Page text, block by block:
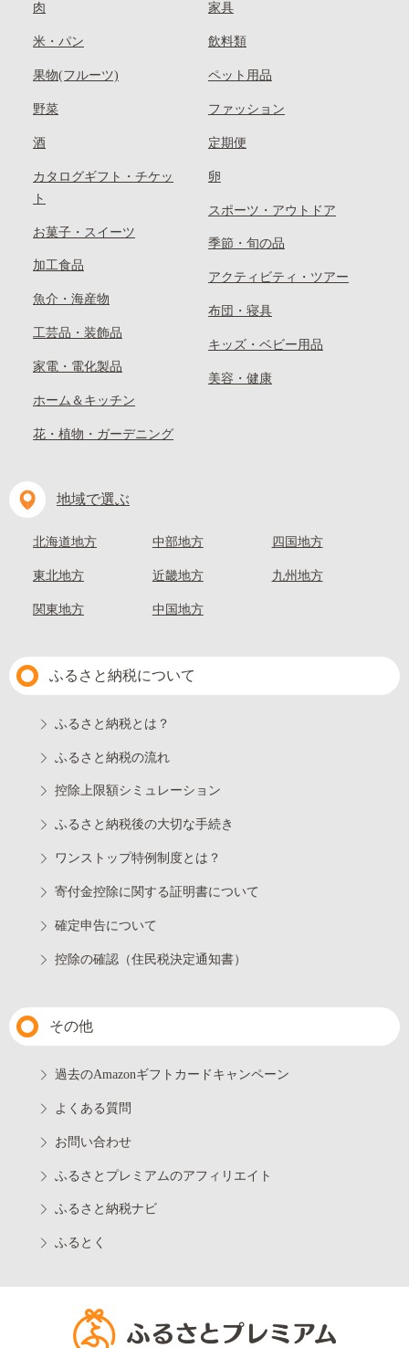
肉
米・パン
果物(フルーツ)
野菜
酒
カタログギフト・チケッ
ト
お菓子・スイーツ
加工食品
魚介・海産物
工芸品・装飾品
家電・電化製品
ホーム＆キッチン
花・植物・ガーデニング
家具
飲料類
ペット用品
ファッション
定期便
卵
スポーツ・アウトドア
季節・旬の品
アクティビティ・ツアー
布団・寝具
キッズ・ベビー用品
美容・健康
地域で選ぶ
北海道地方
東北地方
関東地方
中部地方
近畿地方
中国地方
四国地方
九州地方
ふるさと納税について
ふるさと納税とは？
ふるさと納税の流れ
控除上限額シミュレーション
ふるさと納税後の大切な手続き
ワンストップ特例制度とは？
寄付金控除に関する証明書について
確定申告について
控除の確認（住民税決定通知書）
その他
過去のAmazonギフトカードキャンペーン
よくある質問
お問い合わせ
ふるさとプレミアムのアフィリエイト
ふるさと納税ナビ
ふるとく